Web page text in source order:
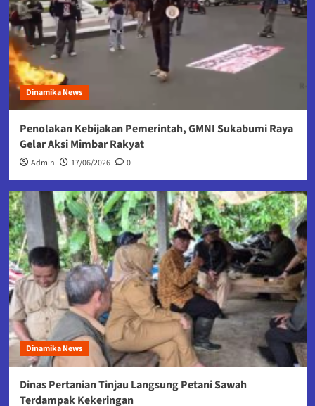
Dinamika News
Penolakan Kebijakan Pemerintah, GMNI Sukabumi Raya
Gelar Aksi Mimbar Rakyat
Admin 17/06/2026 0
Dinamika News
Dinas Pertanian Tinjau Langsung Petani Sawah
Terdampak Kekeringan